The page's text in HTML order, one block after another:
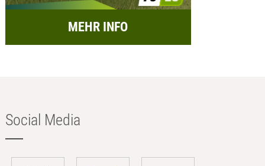
MEHR INFO
Social Media